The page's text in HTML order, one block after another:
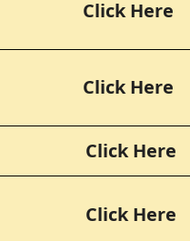
Click Here
Click Here
Click Here
Click Here